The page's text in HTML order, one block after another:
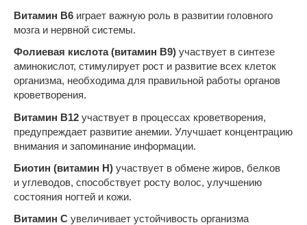
Витамин В6 играет важную роль в развитии головного
мозга и нервной системы.
Фолиевая кислота (витамин В9) участвует в синтезе
аминокислот, стимулирует рост и развитие всех клеток
организма, необходима для правильной работы органов
кроветворения.
Витамин В12 участвует в процессах кроветворения,
предупреждает развитие анемии. Улучшает концентрацию
внимания и запоминание информации.
Биотин (витамин Н) участвует в обмене жиров, белков
и углеводов, способствует росту волос, улучшению
состояния ногтей и кожи.
Витамин С увеличивает устойчивость организма